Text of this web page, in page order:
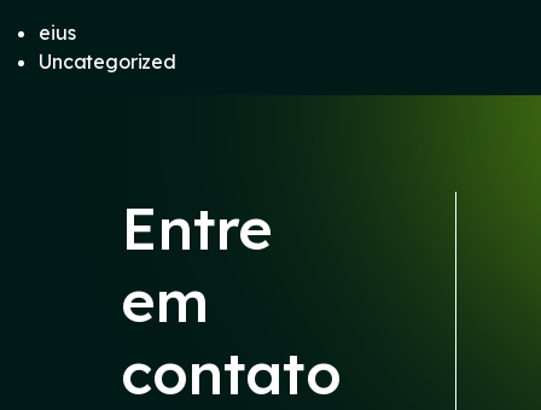
eius
Uncategorized
Entre
em
contato